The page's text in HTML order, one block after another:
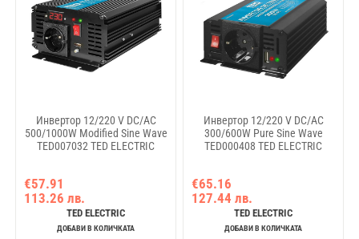
Инвертор 12/220 V DC/AC
500/1000W Modified Sine Wave
TED007032 TED ELECTRIC
€57.91
113.26 лв.
TED ELECTRIC
ДОБАВИ В КОЛИЧКАТА
Инвертор 12/220 V DC/AC
300/600W Pure Sine Wave
TED000408 TED ELECTRIC
€65.16
127.44 лв.
TED ELECTRIC
ДОБАВИ В КОЛИЧКАТА